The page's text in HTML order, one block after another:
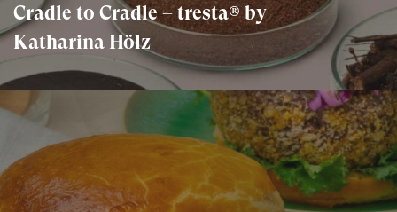
Cradle to Cradle – tresta® by
Katharina Hölz